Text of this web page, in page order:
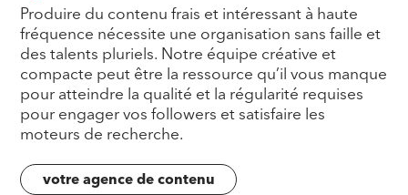
Produire du contenu frais et intéressant à haute
fréquence nécessite une organisation sans faille et
des talents pluriels. Notre équipe créative et
compacte peut être la ressource qu’il vous manque
pour atteindre la qualité et la régularité requises
pour engager vos followers et satisfaire les
moteurs de recherche.
votre agence de contenu